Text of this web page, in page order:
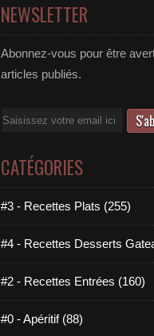
NEWSLETTER
Abonnez-vous pour être
articles publiés.
Email
CATÉGORIES
#3 - Recettes Plats (255)
#4 - Recettes Desserts
#2 - Recettes Entrées (160)
#0 - Apéritif (88)